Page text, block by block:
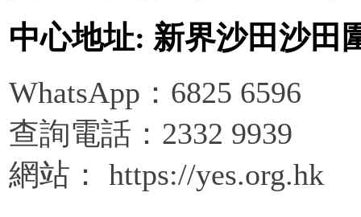
中心地址: 新界沙田沙田
WhatsApp：6825 6596
查詢電話：2332 9939
網站： https://yes.org.hk